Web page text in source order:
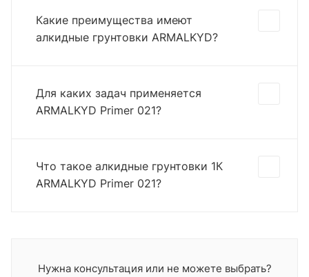
Какие преимущества имеют
алкидные грунтовки ARMALKYD?
Для каких задач применяется
ARMALKYD Primer 021?
Что такое алкидные грунтовки 1К
ARMALKYD Primer 021?
Нужна консультация или не можете выбрать?